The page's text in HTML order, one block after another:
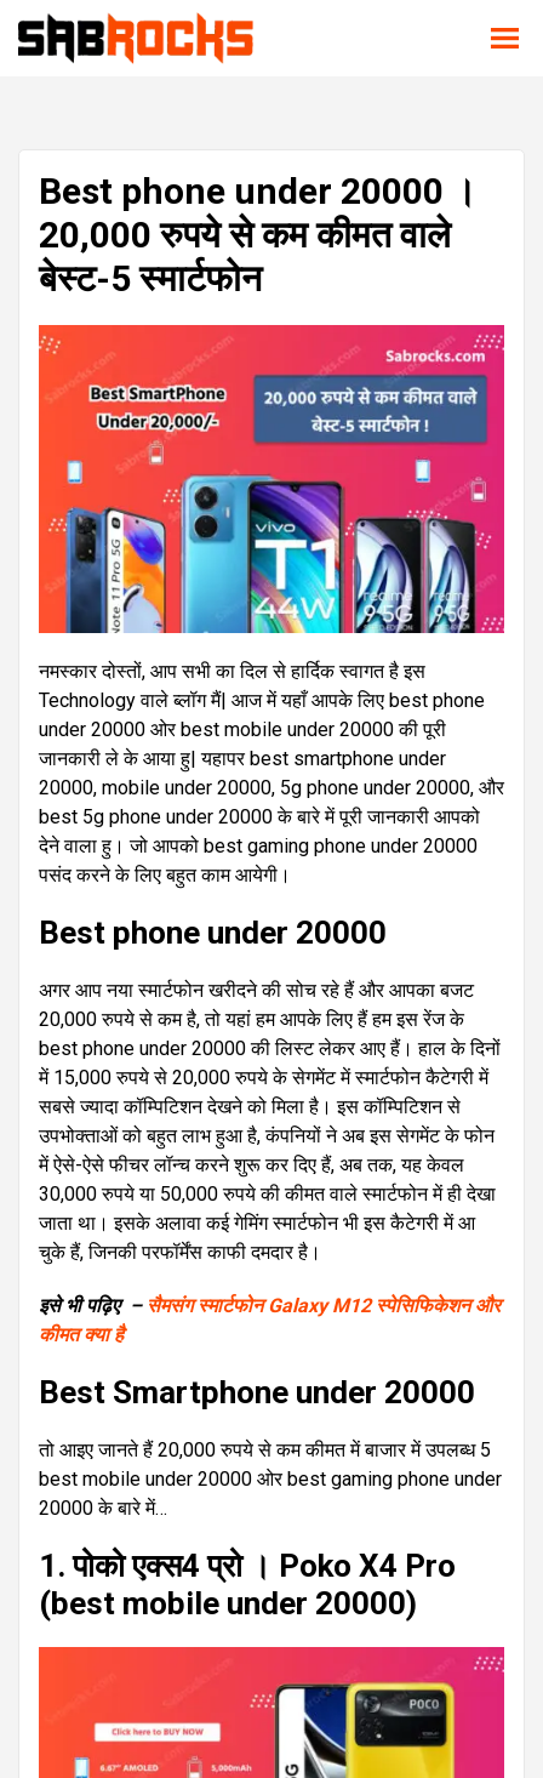
Best phone under 20000 ।
20,000 रुपये से कम कीमत वाले
बेस्ट-5 स्मार्टफोन
नमस्कार दोस्तों, आप सभी का दिल से हार्दिक स्वागत है इस
Technology वाले ब्लॉग मैं| आज में यहाँ आपके लिए best phone
under 20000 ओर best mobile under 20000 की पूरी
जानकारी ले के आया हु| यहापर best smartphone under
20000, mobile under 20000, 5g phone under 20000, और
best 5g phone under 20000 के बारे में पूरी जानकारी आपको
देने वाला हु। जो आपको best gaming phone under 20000
पसंद करने के लिए बहुत काम आयेगी।
Best phone under 20000
अगर आप नया स्मार्टफोन खरीदने की सोच रहे हैं और आपका बजट
20,000 रुपये से कम है, तो यहां हम आपके लिए हैं हम इस रेंज के
best phone under 20000 की लिस्ट लेकर आए हैं। हाल के दिनों
में 15,000 रुपये से 20,000 रुपये के सेगमेंट में स्मार्टफोन कैटेगरी में
सबसे ज्यादा कॉम्पिटिशन देखने को मिला है। इस कॉम्पिटिशन से
उपभोक्ताओं को बहुत लाभ हुआ है, कंपनियों ने अब इस सेगमेंट के फोन
में ऐसे-ऐसे फीचर लॉन्च करने शुरू कर दिए हैं, अब तक, यह केवल
30,000 रुपये या 50,000 रुपये की कीमत वाले स्मार्टफोन में ही देखा
जाता था। इसके अलावा कई गेमिंग स्मार्टफोन भी इस कैटेगरी में आ
चुके हैं, जिनकी परफॉर्मेंस काफी दमदार है।
इसे भी पढ़िए – सैमसंग स्मार्टफोन Galaxy M12 स्पेसिफिकेशन और
कीमत क्या है
Best Smartphone under 20000
तो आइए जानते हैं 20,000 रुपये से कम कीमत में बाजार में उपलब्ध 5
best mobile under 20000 ओर best gaming phone under
20000 के बारे में…
1. पोको एक्स4 प्रो । Poko X4 Pro
(best mobile under 20000)